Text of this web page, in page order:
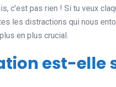
c’est pas rien ! Si tu veux
les distractions qui nous
en plus crucial.
est-elle